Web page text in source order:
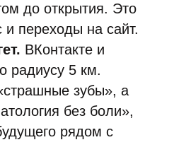
до открытия. Это
и переходы на сайт.
ВКонтакте и
радиусу 5 км.
зубы», а
без боли»,
рядом с